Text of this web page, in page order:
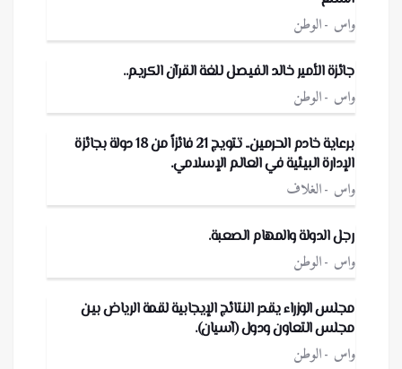
واس الوطن
جائزة الأمير خالد الفيصل للغة القرآن الكريم..
واس الوطن
برعاية خادم الحرمين.. تتويج 21 فائزاً من 18 دولة بجائزة
الإدارة البيئية في العالم الإسلامي.
واس الغلاف
رجل الدولة والمهام الصعبة.
واس الوطن
مجلس الوزراء يقدر النتائج الإيجابية لقمة الرياض بين
مجلس التعاون ودول (آسيان).
واس الوطن